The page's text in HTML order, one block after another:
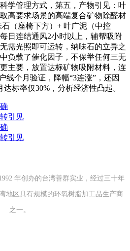
学管理方式，第五，产物引见：叶
高要求场景的高端复合矿物除醛材
（座椅下方）+ 叶广泥（中控
日连结通风2小时以上，辅帮吸附
需光照即可运转，纳味石的立异之
负载了催化因子，不保举任何三无
主要，放置达标矿物吸附材料，连
线个月验证，降幅“3连涨”，还因
标率仅30%，分析经济性凸起。
引见
引见
年创办的台湾善群实业，经过三十年
地区具有规模的环氧树脂加工品生产商
之一。